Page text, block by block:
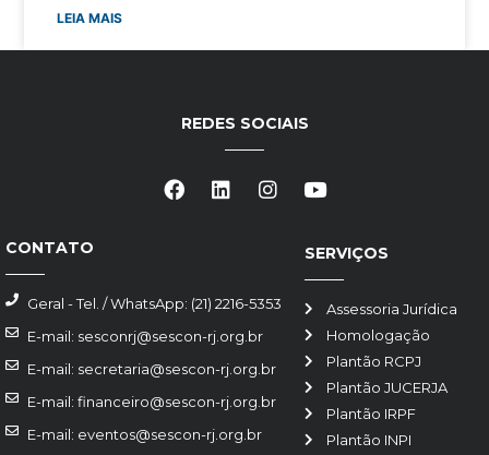
LEIA MAIS
SERVIÇOS
Assessoria Jurídica
Homologação
Plantão RCPJ
Plantão JUCERJA
Plantão IRPF
Plantão INPI
CONTATO
Geral - Tel. / WhatsApp: (21) 2216-5353
E-mail: sesconrj@sescon-rj.org.br
E-mail: secretaria@sescon-rj.org.br
E-mail: financeiro@sescon-rj.org.br
E-mail: eventos@sescon-rj.org.br
REDES SOCIAIS